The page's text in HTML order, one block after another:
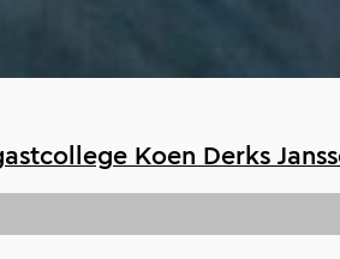
Koen Derks